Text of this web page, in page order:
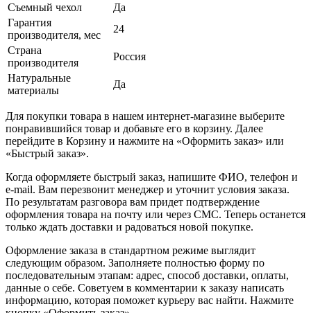
Съемный чехол
Да
Гарантия
производителя, мес
24
Страна
производителя
Россия
Натуральные
материалы
Да
Для покупки товара в нашем интернет-магазине выберите
понравившийся товар и добавьте его в корзину. Далее
перейдите в Корзину и нажмите на «Оформить заказ» или
«Быстрый заказ».
Когда оформляете быстрый заказ, напишите ФИО, телефон и
e-mail. Вам перезвонит менеджер и уточнит условия заказа.
По результатам разговора вам придет подтверждение
оформления товара на почту или через СМС. Теперь останется
только ждать доставки и радоваться новой покупке.
Оформление заказа в стандартном режиме выглядит
следующим образом. Заполняете полностью форму по
последовательным этапам: адрес, способ доставки, оплаты,
данные о себе. Советуем в комментарии к заказу написать
информацию, которая поможет курьеру вас найти. Нажмите